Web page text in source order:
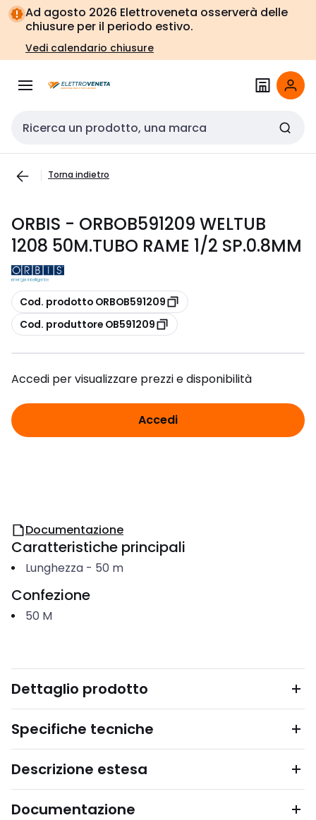
Vai alla
navigazione
Vai
alla
pagina
Ad agosto 2026 Elettroveneta osserverà delle
chiusure per il periodo estivo.
Vedi calendario chiusure
Cerca input
Torna indietro
ORBIS - ORBOB591209 WELTUB
1208 50M.TUBO RAME 1/2 SP.0.8MM
copia
Cod. prodotto ORBOB591209
copia
Cod. produttore OB591209
Accedi per visualizzare prezzi e disponibilità
Accedi
Documentazione
Caratteristiche principali
Lunghezza- 50 m
Confezione
50 M
Dettaglio prodotto
Specifiche tecniche
Descrizione estesa
Documentazione